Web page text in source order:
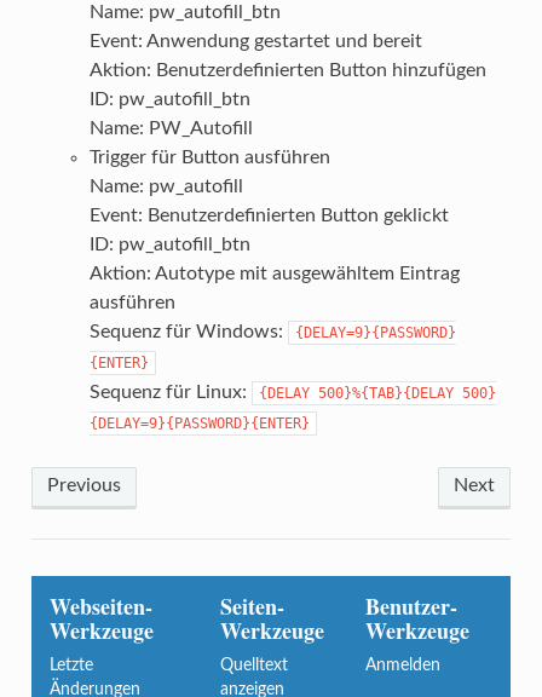
Name: pw_autofill_btn
Event: Anwendung gestartet und bereit
Aktion: Benutzerdefinierten Button hinzufügen
ID: pw_autofill_btn
Name: PW_Autofill
Trigger für Button ausführen
Name: pw_autofill
Event: Benutzerdefinierten Button geklickt
ID: pw_autofill_btn
Aktion: Autotype mit ausgewähltem Eintrag
ausführen
Sequenz für Windows:
{DELAY=9}{PASSWORD}
{ENTER}
Sequenz für Linux:
{DELAY 500}%{TAB}{DELAY 500}
{DELAY=9}{PASSWORD}{ENTER}
Previous Next
Webseiten-
Werkzeuge
Letzte
Änderungen
Seiten-
Werkzeuge
Quelltext
anzeigen
Benutzer-
Werkzeuge
Anmelden